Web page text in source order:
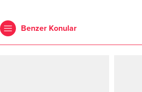
Benzer Konular